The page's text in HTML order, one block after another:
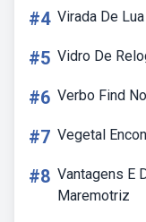
#4 Virada De
#5 Vidro De
#6 Verbo Find
#7 Vegetal
#8 Vantagens E
Maremotriz